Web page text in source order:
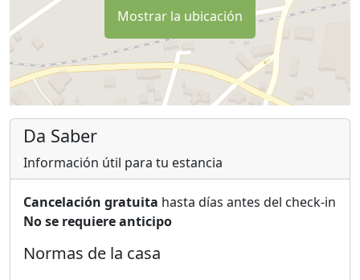
Mostrar la ubicación
Da Saber
Información útil para tu estancia
Cancelación gratuita hasta días antes del check-in
No se requiere anticipo
Normas de la casa